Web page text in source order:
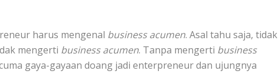
harus mengenal business acumen. Asal tahu saja, tidak
mengerti business acumen. Tanpa mengerti business
gaya-gayaan doang jadi enterpreneur dan ujungnya